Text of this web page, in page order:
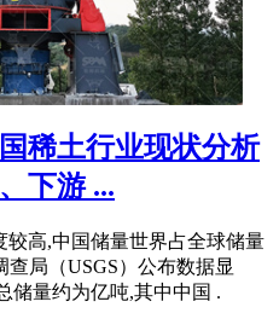
稀土行业现状分析
下游 ...
较高,中国储量世界占全球储量
查局（USGS）公布数据显
储量约为亿吨,其中中国 .